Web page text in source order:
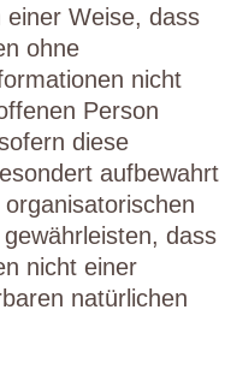
einer Weise, dass
ohne
nicht
Person
diese
aufbewahrt
dass
nicht einer
natürlichen